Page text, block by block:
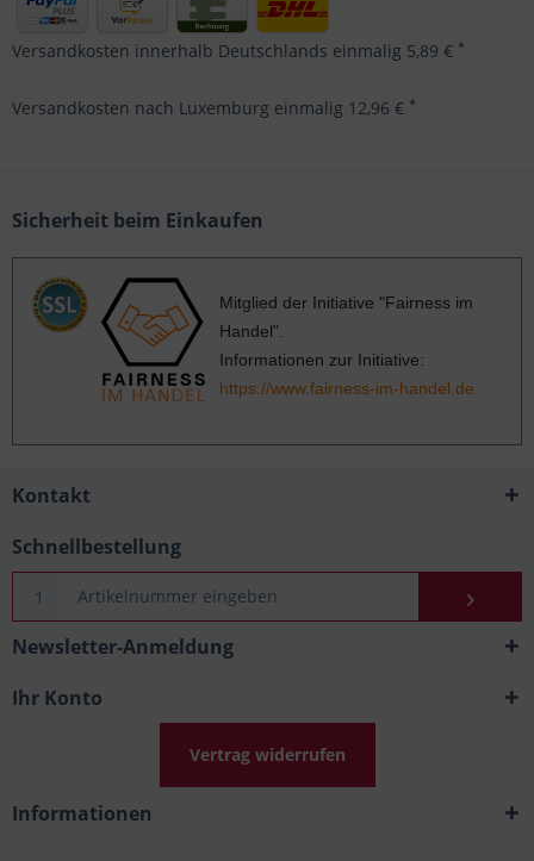
Versandkosten innerhalb Deutschlands einmalig 5,89 € *
Versandkosten nach Luxemburg einmalig 12,96 € *
Sicherheit beim Einkaufen
Mitglied der Initiative "Fairness im
Handel".
Informationen zur Initiative:
https://www.fairness-im-handel.de
Kontakt
Schnellbestellung
Newsletter-Anmeldung
Ihr Konto
Vertrag widerrufen
Informationen